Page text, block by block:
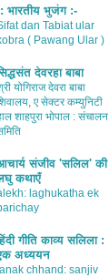
भारतीय भुजंग :-
dan Tabiat ular
( Pawang Ular )
देवरहा बाबा
योगिराज देवरा बाबा
ए सेक्टर कम्युनिटी
शाहपुरा भोपाल : संचालन
संजीव 'सलिल' की
कथाएँ
laghukatha ek
गीति काव्य सलिला :
अध्ययन
chhand: sanjiv